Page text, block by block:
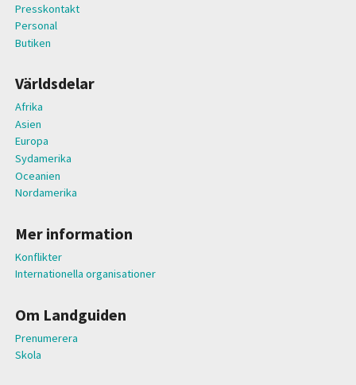
Presskontakt
Personal
Butiken
Världsdelar
Afrika
Asien
Europa
Sydamerika
Oceanien
Nordamerika
Mer information
Konflikter
Internationella organisationer
Om Landguiden
Prenumerera
Skola